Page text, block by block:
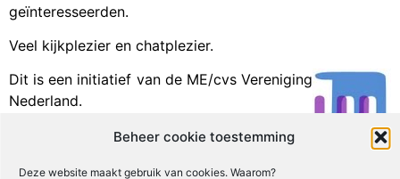
Beheer cookie toestemming
Deze website maakt gebruik van cookies. Waarom?
geïnteresseerden.
Veel kijkplezier en chatplezier.
Dit is een initiatief van de ME/cvs Vereniging
Nederland.